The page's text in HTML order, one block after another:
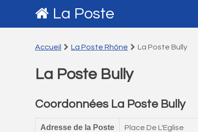
La Poste
Accueil La Poste Rhône La Poste Bully
La Poste Bully
Coordonnées La Poste Bully
Adresse de la Poste Place De L'Eglise